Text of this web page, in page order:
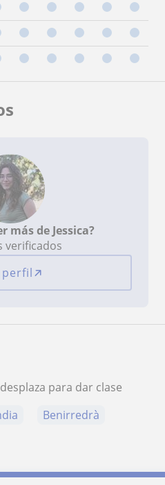
más de Jessica?
verificados
perfil
para dar clase
Benirredrà